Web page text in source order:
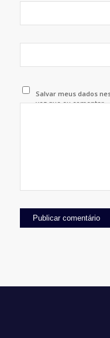
Salvar meus dados
vez que eu comentar.